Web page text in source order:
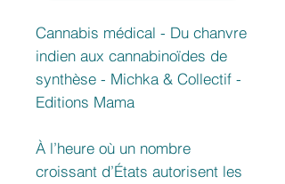
Cannabis médical - Du chanvre
indien aux cannabinoïdes de
synthèse - Michka & Collectif -
Editions Mama
À l’heure où un nombre
croissant d’États autorisent les